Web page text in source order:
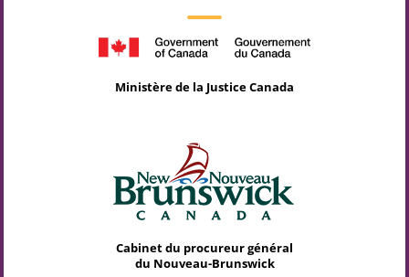
Ministère de la Justice Canada
Cabinet du procureur général
du Nouveau-Brunswick